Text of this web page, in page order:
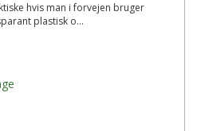
hvis man i forvejen bruger
plastisk o...